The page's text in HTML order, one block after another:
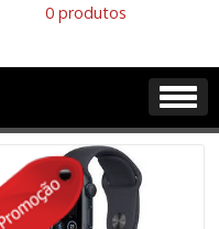
0 produtos